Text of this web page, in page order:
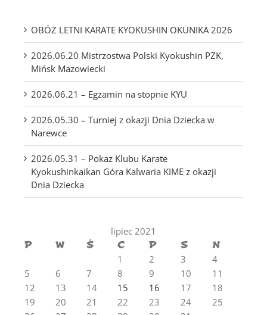
OBÓZ LETNI KARATE KYOKUSHIN OKUNIKA 2026
2026.06.20 Mistrzostwa Polski Kyokushin PZK,
Mińsk Mazowiecki
2026.06.21 – Egzamin na stopnie KYU
2026.05.30 – Turniej z okazji Dnia Dziecka w
Narewce
2026.05.31 – Pokaz Klubu Karate
Kyokushinkaikan Góra Kalwaria KIME z okazji
Dnia Dziecka
lipiec 2021
P
W Ś C P S
N
1
2 3
4
5
6 7 8 9 10
11
12
13 14 15 16 17
18
19
20 21 22 23 24
25